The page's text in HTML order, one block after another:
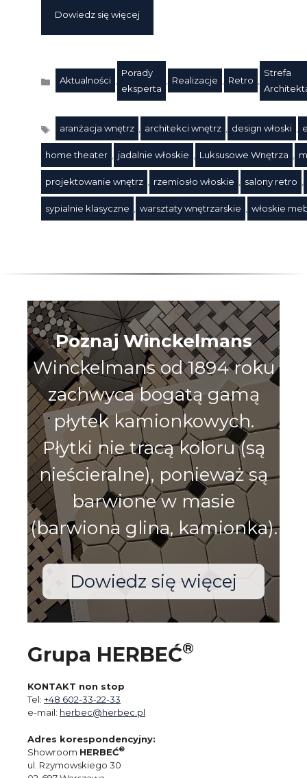
Dowiedz się więcej
Kategorie
Aktualności
Porady
eksperta
Realizacje Retro
Strefa
Tagi
aranżacja wnętrz architekci wnętrz design włoski
home theater jadalnie włoskie Luksusowe Wnętrza
projektowanie wnętrz rzemiosło włoskie salony retro
sypialnie klasyczne warsztaty wnętrzarskie włoskie
Poznaj Winckelmans
Winckelmans od 1894 roku
zachwyca bogatą gamą
płytek kamionkowych.
Płytki nie tracą koloru (są
nieścieralne), ponieważ są
barwione w masie
(barwiona glina, kamionka).
Dowiedz się więcej
Grupa HERBEĆ®
KONTAKT non stop
Tel: +48 602-33-22-33
e-mail: herbec@herbec.pl
Adres korespondencyjny:
Showroom HERBEĆ®
ul. Rzymowskiego 30